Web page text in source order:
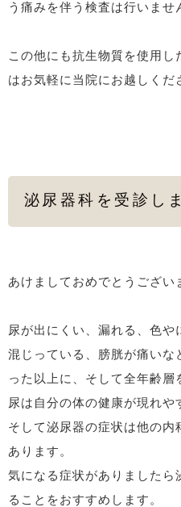
う痛みを伴う検査は行いませ
この他にも抗生物質を使用
はお気軽に当院にお越しくだ
泌尿器科を受診し
あけましておめでとうござい
尿が出にくい、漏れる、色
混じっている、膀胱が痛いな
った以上に、そして全年齢層
尿は自分の体の健康が現れや
そして泌尿器の症状は他の内
あります。
気になる症状がありましたら
ることをおすすめします。